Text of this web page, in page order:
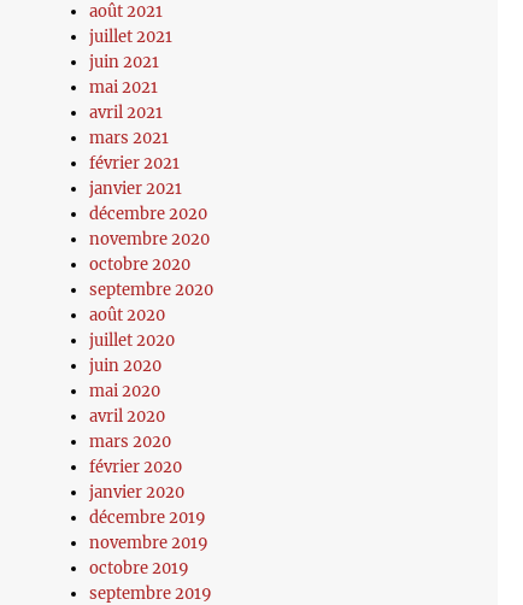
août 2021
juillet 2021
juin 2021
mai 2021
avril 2021
mars 2021
février 2021
janvier 2021
décembre 2020
novembre 2020
octobre 2020
septembre 2020
août 2020
juillet 2020
juin 2020
mai 2020
avril 2020
mars 2020
février 2020
janvier 2020
décembre 2019
novembre 2019
octobre 2019
septembre 2019